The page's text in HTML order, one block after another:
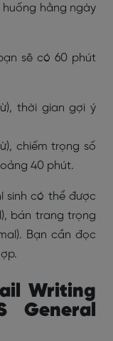
hằng ngày
sẽ có 60 phút
thời gian gợi ý
chiếm trọng số
40 phút.
sinh có thể được
bán trang trọng
Bạn cần đọc
Writing
General